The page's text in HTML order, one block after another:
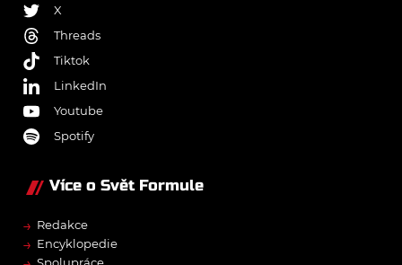
X
Threads
Tiktok
LinkedIn
Youtube
Spotify
Více o Svět Formule
→ Redakce
→ Encyklopedie